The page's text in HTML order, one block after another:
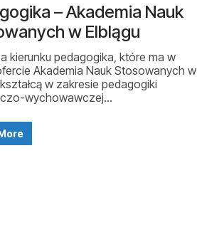
– Akademia Nauk
w Elblągu
kierunku pedagogika, które ma w
Akademia Nauk Stosowanych w
w zakresie pedagogiki
wychowawczej…